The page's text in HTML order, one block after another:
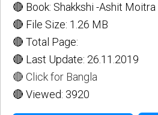
🔴 Book: Shakkshi -Ashit Moitra
🔴 File Size: 1.26 MB
🔴 Total Page:
🔴 Last Update: 26.11.2019
🔴 Click for Bangla
🔴 Viewed: 3920